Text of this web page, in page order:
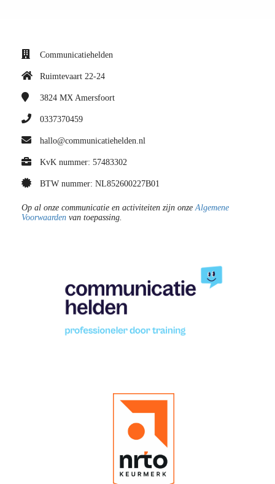
Communicatiehelden
Ruimtevaart 22-24
3824 MX Amersfoort
0337370459
hallo@communicatiehelden.nl
KvK nummer: 57483302
BTW nummer: NL852600227B01
Op al onze communicatie en activiteiten zijn onzeAlgemene
Voorwaarden van toepassing.